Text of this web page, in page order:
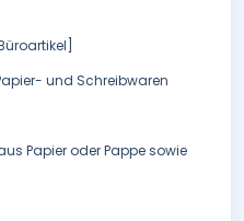
und Schreibwaren
Papier oder Pappe sowie